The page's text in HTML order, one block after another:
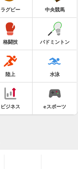
ラグビー 中央競馬
格闘技 バドミントン
陸上 水泳
ビジネス eスポーツ